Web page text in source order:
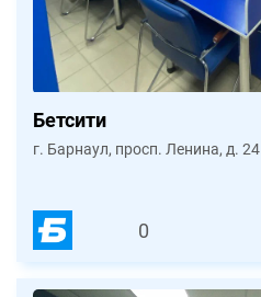
Бетсити
г. Барнаул, просп. Ленина, д. 24
0